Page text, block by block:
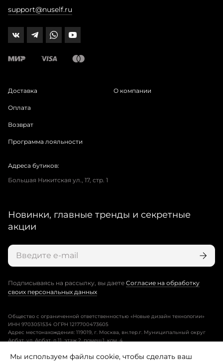
support@nuself.ru
Доставка
Оплата
Возврат
Программа лояльности
О компании
Адреса бутиков:
Большая Никитская ул., 17, стр. 1
Новинки, главные тренды и секретные
акции
Подписываясь на рассылку, вы даете Согласие на обработку
своих персональных данных
Общество с ограниченной ответственностью «Новые дизайн технологии»
ИНН 9703051534 ОГРН 1217700473605
Адрес местонахождения: 119019, г. Москва, вн.тер.г. Муниципальный округ
Арбат, ул. Арбат, д.11, этаж 2, помещ.1, ком. 4.
Мы используем файлы cookie, чтобы сделать ваш